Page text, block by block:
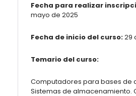
Fecha para realizar
mayo de 2025
Fecha de inicio del curso:29
Temario del curso:
Computadores para bases de
Sistemas de almacenamiento.